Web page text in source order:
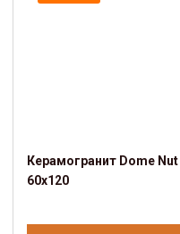
Керамогранит Dome Nut
60x120